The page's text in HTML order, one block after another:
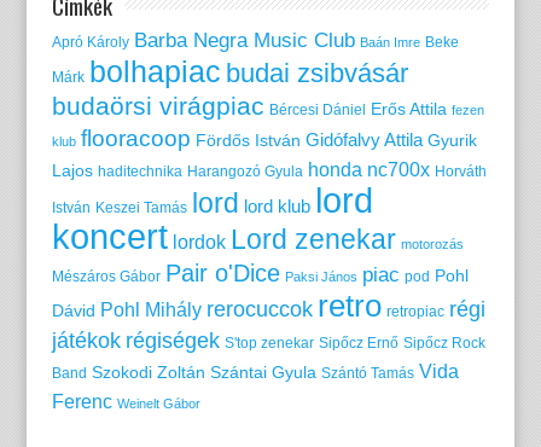
Apró Károly Barba Negra Music Club Baán Imre Beke
Márk bolhapiac budai zsibvásár
budaörsi virágpiac Bércesi Dániel Erős Attila fezen
klub flooracoop Fördős István Gidófalvy Attila Gyurik
Lajos haditechnika Harangozó Gyula honda nc700x Horváth
István Keszei Tamás lord lord klub lord
koncert lordok Lord zenekar motorozás
Mészáros Gábor Pair o'Dice Paksi János piac pod Pohl
Dávid Pohl Mihály rerocuccok retro retropiac régi
játékok régiségek S'top zenekar Sipőcz Ernő Sipőcz Rock
Band Szokodi Zoltán Szántai Gyula Szántó Tamás Vida
Ferenc Weinelt Gábor